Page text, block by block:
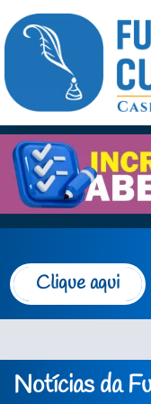
Clique aqui
Notícias da